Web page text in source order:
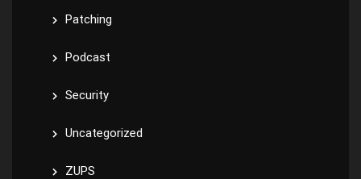
Patching
Podcast
Security
Uncategorized
ZUPS